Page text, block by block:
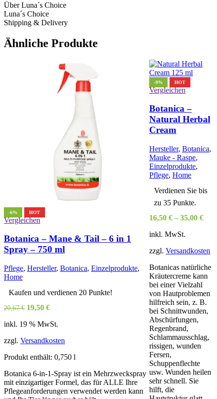
Über Luna´s Choice
Luna´s Choice
Shipping & Delivery
Ähnliche Produkte
-6% HOT
Vergleichen
Botanica – Mane & Tail – 6 in 1
Spray – 750 ml
Pflege, Hersteller, Botanica, Einzelprodukte,
Home
Kaufen und verdienen 20 Punkte!
20,67€ Ursprünglicher
war:
19,50 €Aktueller
ist:
inkl. 19 % MwSt.
zzgl. Versandkosten
Produkt enthält: 0,750 l
Botanica 6-in-1-Spray ist ein Mehrzweckspray
mit einzigartiger Formel, das für ALLE Ihre
Pflegeanforderungen verwendet werden kann
-9% HOT
Vergleichen
Botanica –
Natural Herbal
Cream
Hersteller, Botanica,
Mauke - Raspe,
Einzelprodukte,
Pflege, Home
Verdienen Sie bis
zu 35 Punkte.
16,50 € – 35,00 €
inkl. MwSt.
zzgl. Versandkosten
Botanicas natürliche
Kräutercreme kann
bei einer Vielzahl
von Hautproblemen
hilfreich sein, z. B.
bei Schnittwunden,
Abschürfungen,
Regenbrand,
Schlammausschlag,
rissigen, wunden
Fersen,
Schuppenflechte
usw. Wunden heilen
sehr schnell. Sie
hilft, die